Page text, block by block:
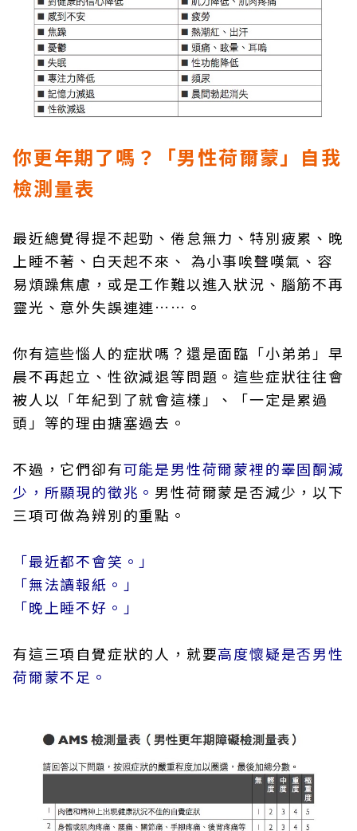
你更年期了嗎？「男性荷爾蒙」自我
檢測量表
最近總覺得提不起勁、倦怠無力、特別疲累、晚
上睡不著、白天起不來、 為小事唉聲嘆氣、容
易煩躁焦慮，或是工作難以進入狀況、腦筋不再
靈光、意外失誤連連……。
你有這些惱人的症狀嗎？還是面臨「小弟弟」早
晨不再起立、性欲減退等問題。這些症狀往往會
被人以「年紀到了就會這樣」、「一定是累過
頭」等的理由搪塞過去。
不過，它們卻有可能是男性荷爾蒙裡的睪固酮減
少，所顯現的徵兆。 男性荷爾蒙是否減少，以下
三項可做為辨別的重點。
「最近都不會笑。」
「無法讀報紙。」
「晚上睡不好。」
有這三項自覺症狀的人，就要高度懷疑是否男性
荷爾蒙不足。